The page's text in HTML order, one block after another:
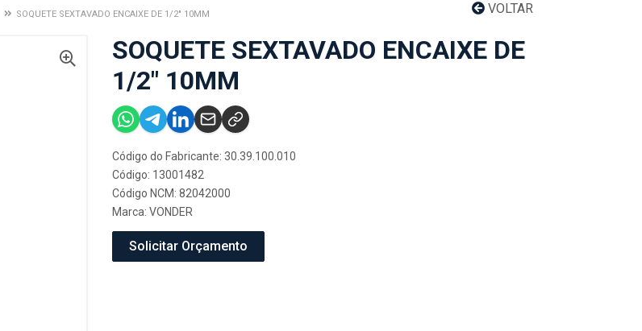
VOLTAR
SOQUETE SEXTAVADO ENCAIXE DE 1/2" 10MM
SOQUETE SEXTAVADO ENCAIXE DE
1/2" 10MM
Código do Fabricante: 30.39.100.010
Código: 13001482
Código NCM: 82042000
Marca: VONDER
Solicitar Orçamento